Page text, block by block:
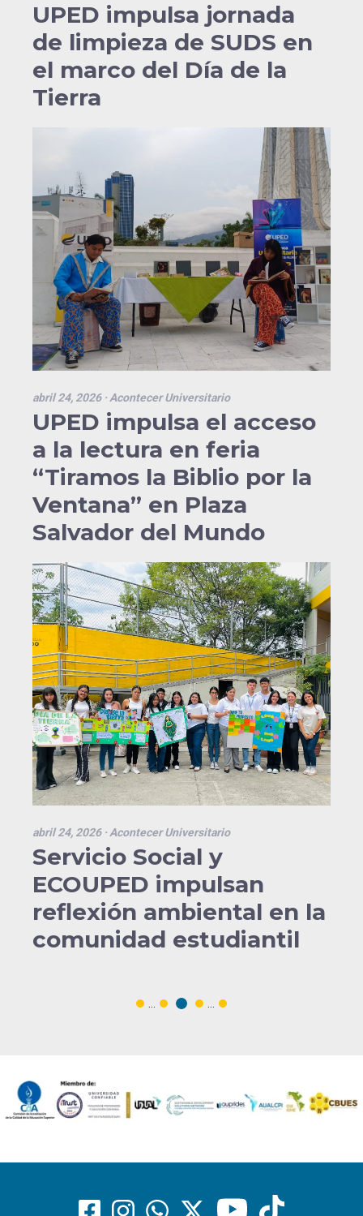
UPED impulsa jornada
de limpieza de SUDS en
el marco del Día de la
Tierra
abril 24, 2026· Acontecer Universitario
UPED impulsa el acceso
a la lectura en feria
“Tiramos la Biblio por la
Ventana” en Plaza
Salvador del Mundo
abril 24, 2026· Acontecer Universitario
Servicio Social y
ECOUPED impulsan
reflexión ambiental en la
comunidad estudiantil
... ...